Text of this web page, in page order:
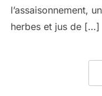
l’assaisonnement,
herbes et jus de […]